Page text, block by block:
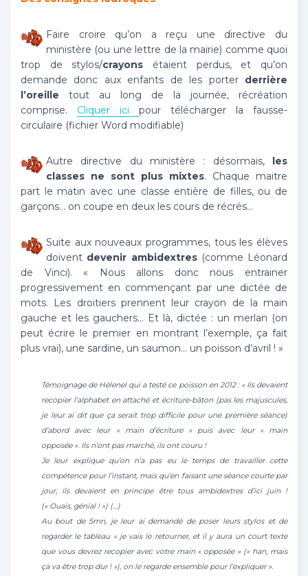
Faire croire qu’on a reçu une directive du
ministère (ou une lettre de la mairie) comme quoi
trop de stylos/crayons étaient perdus, et qu’on
demande donc aux enfants de les porter derrière
l’oreille tout au long de la journée, récréation
comprise. Cliquer ici pour télécharger la fausse-
circulaire (fichier Word modifiable)
Autre directive du ministère : désormais, les
classes ne sont plus mixtes. Chaque maitre
part le matin avec une classe entière de filles, ou de
garçons… on coupe en deux les cours de récrés…
Suite aux nouveaux programmes, tous les élèves
doivent devenir ambidextres(comme Léonard
de Vinci). « Nous allons donc nous entrainer
progressivement en commençant par une dictée de
mots. Les droitiers prennent leur crayon de la main
gauche et les gauchers… Et là, dictée : un merlan (on
peut écrire le premier en montrant l’exemple, ça fait
plus vrai), une sardine, un saumon… un poisson d’avril ! »
Témoignage de Hélenel qui a testé ce poisson en 2012 : « Ils devaient
recopier l’alphabet en attaché et écriture-bâton (pas les majuscules,
je leur ai dit que ça serait trop difficile pour une première séance)
d’abord avec leur « main d’écriture » puis avec leur « main
opposée ». Ils n’ont pas marché, ils ont couru !
Je leur explique qu’on n’a pas eu le temps de travailler cette
compétence pour l’instant, mais qu’en faisant une séance courte par
jour, ils devaient en principe être tous ambidextres d’ici juin !
(« Ouais, génial ! ») (…)
Au bout de 5mn, je leur ai demandé de poser leurs stylos et de
regarder le tableau « je vais le retourner, et il y aura un court texte
que vous devrez recopier avec votre main « opposée » (« han, mais
ça va être trop dur ! »), on le regarde ensemble pour l’expliquer ».